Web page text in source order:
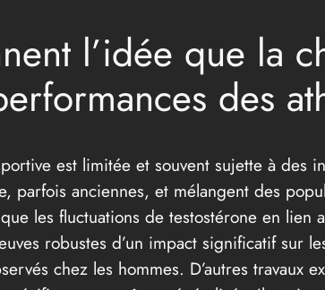
l’idée que la
des
est limitée et souvent sujette à des
parfois anciennes, et mélangent des
les fluctuations de testostérone en lien
robustes d’un impact significatif sur
chez les hommes. D’autres travaux